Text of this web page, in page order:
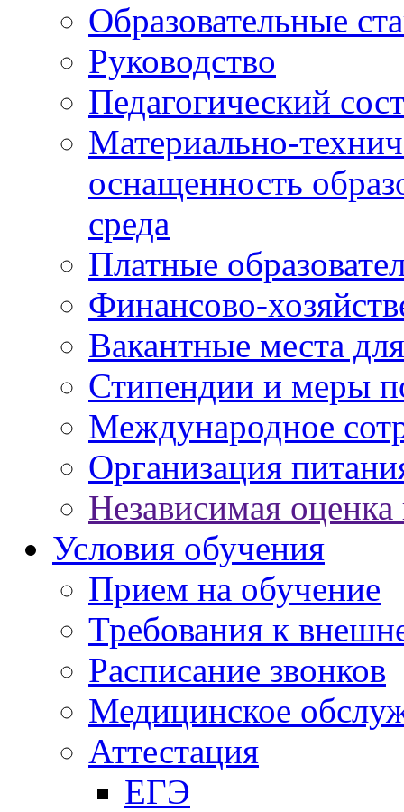
Образовательные
Руководство
Педагогический
Материально-
оснащенность
среда
Платные
Финансово-
Вакантные места
Стипендии и меры
Международное
Организация
Независимая оценка
Условия обучения
Прием на обучение
Требования к
Расписание звонков
Медицинское
Аттестация
ЕГЭ